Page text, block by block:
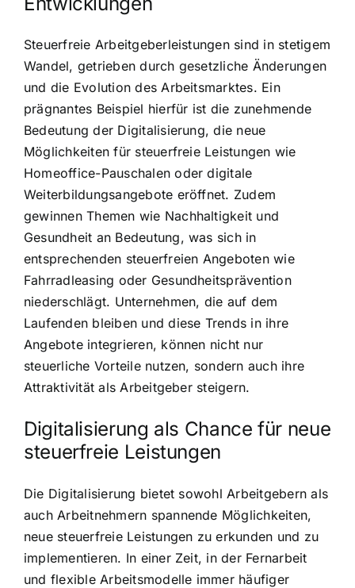
Steuerfreie Arbeitgeberleistungen sind in stetigem
Wandel, getrieben durch gesetzliche Änderungen
und die Evolution des Arbeitsmarktes. Ein
prägnantes Beispiel hierfür ist die zunehmende
Bedeutung der Digitalisierung, die neue
Möglichkeiten für steuerfreie Leistungen wie
Homeoffice-Pauschalen oder digitale
Weiterbildungsangebote eröffnet. Zudem
gewinnen Themen wie Nachhaltigkeit und
Gesundheit an Bedeutung, was sich in
entsprechenden steuerfreien Angeboten wie
Fahrradleasing oder Gesundheitsprävention
niederschlägt. Unternehmen, die auf dem
Laufenden bleiben und diese Trends in ihre
Angebote integrieren, können nicht nur
steuerliche Vorteile nutzen, sondern auch ihre
Attraktivität als Arbeitgeber steigern.
Digitalisierung als Chance für neue
steuerfreie Leistungen
Die Digitalisierung bietet sowohl Arbeitgebern als
auch Arbeitnehmern spannende Möglichkeiten,
neue steuerfreie Leistungen zu erkunden und zu
implementieren. In einer Zeit, in der Fernarbeit
und flexible Arbeitsmodelle immer häufiger